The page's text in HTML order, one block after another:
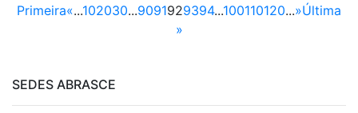
Primeira«...102030...9091929394...100110120...»Última
»
SEDES ABRASCE